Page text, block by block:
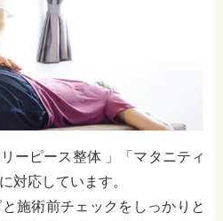
ーピース整体 」「マタニティ
対応しています。
施術前チェックをしっかりと